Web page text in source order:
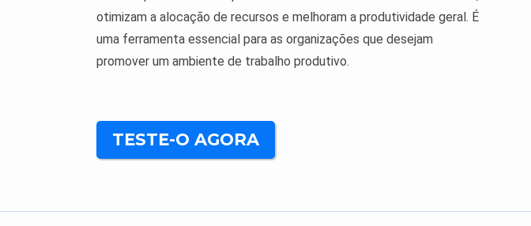
otimizam a alocação de recursos e melhoram a produtividade geral. É
uma ferramenta essencial para as organizações que desejam
promover um ambiente de trabalho produtivo.
TESTE-O AGORA